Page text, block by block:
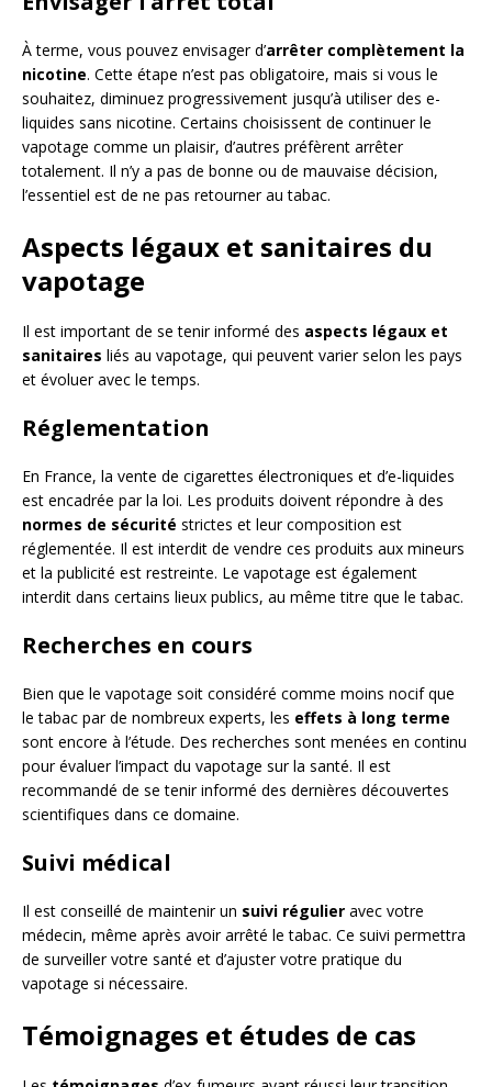
À terme, vous pouvez envisager d’arrêter complètement la
nicotine. Cette étape n’est pas obligatoire, mais si vous le
souhaitez, diminuez progressivement jusqu’à utiliser des e-
liquides sans nicotine. Certains choisissent de continuer le
vapotage comme un plaisir, d’autres préfèrent arrêter
totalement. Il n’y a pas de bonne ou de mauvaise décision,
l’essentiel est de ne pas retourner au tabac.
Aspects légaux et sanitaires du
vapotage
Il est important de se tenir informé des aspects légaux et
sanitaires liés au vapotage, qui peuvent varier selon les pays
et évoluer avec le temps.
Réglementation
En France, la vente de cigarettes électroniques et d’e-liquides
est encadrée par la loi. Les produits doivent répondre à des
normes de sécurité strictes et leur composition est
réglementée. Il est interdit de vendre ces produits aux mineurs
et la publicité est restreinte. Le vapotage est également
interdit dans certains lieux publics, au même titre que le tabac.
Recherches en cours
Bien que le vapotage soit considéré comme moins nocif que
le tabac par de nombreux experts, les effets à long terme
sont encore à l’étude. Des recherches sont menées en continu
pour évaluer l’impact du vapotage sur la santé. Il est
recommandé de se tenir informé des dernières découvertes
scientifiques dans ce domaine.
Suivi médical
Il est conseillé de maintenir un suivi régulier avec votre
médecin, même après avoir arrêté le tabac. Ce suivi permettra
de surveiller votre santé et d’ajuster votre pratique du
vapotage si nécessaire.
Témoignages et études de cas